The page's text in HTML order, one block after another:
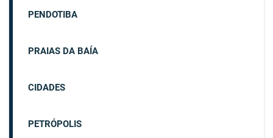
PENDOTIBA
PRAIAS DA BAÍA
CIDADES
PETRÓPOLIS